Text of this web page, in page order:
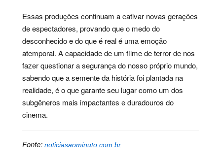
Essas produções continuam a cativar novas gerações
de espectadores, provando que o medo do
desconhecido e do que é real é uma emoção
atemporal. A capacidade de um filme de terror de nos
fazer questionar a segurança do nosso próprio mundo,
sabendo que a semente da história foi plantada na
realidade, é o que garante seu lugar como um dos
subgêneros mais impactantes e duradouros do
cinema.
Fonte: noticiasaominuto.com.br